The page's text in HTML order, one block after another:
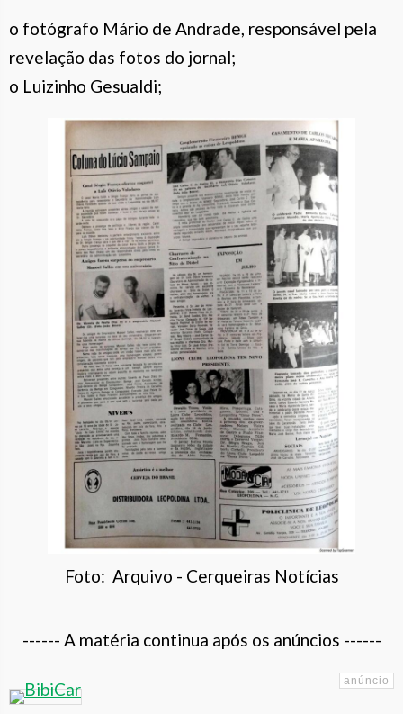
o fotógrafo Mário de Andrade, responsável pela
revelação das fotos do jornal;
o Luizinho Gesualdi;
Foto: Arquivo - Cerqueiras Notícias
------ A matéria continua após os anúncios ------